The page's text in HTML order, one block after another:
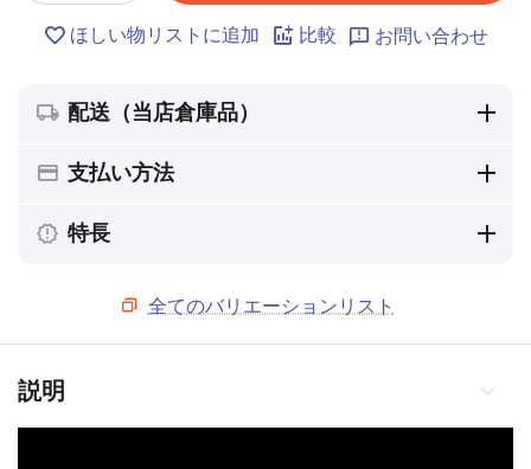
ほしい物リストに追加 比較 お問い合わせ
配送（当店倉庫品）
支払い方法
特長
全てのバリエーションリスト
説明